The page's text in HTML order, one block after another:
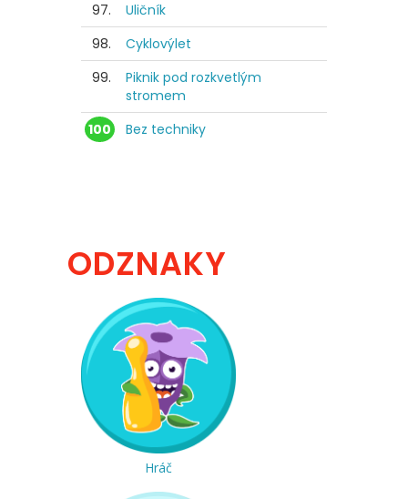
97.
Uličník
98.
Cyklovýlet
99.
Piknik pod rozkvetlým
stromem
100
Bez techniky
ODZNAKY
Hráč